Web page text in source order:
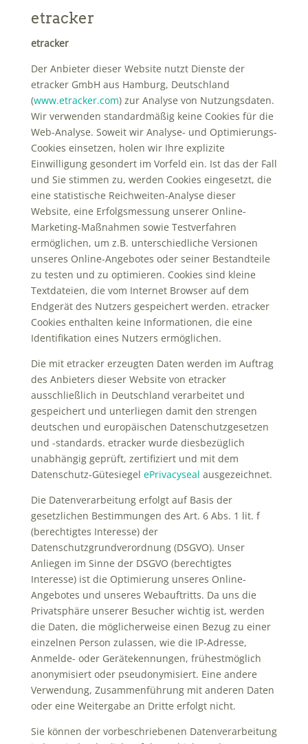
etracker
etracker
Der Anbieter dieser Website nutzt Dienste der
etracker GmbH aus Hamburg, Deutschland
(www.etracker.com) zur Analyse von Nutzungsdaten.
Wir verwenden standardmäßig keine Cookies für die
Web-Analyse. Soweit wir Analyse- und Optimierungs-
Cookies einsetzen, holen wir Ihre explizite
Einwilligung gesondert im Vorfeld ein. Ist das der Fall
und Sie stimmen zu, werden Cookies eingesetzt, die
eine statistische Reichweiten-Analyse dieser
Website, eine Erfolgsmessung unserer Online-
Marketing-Maßnahmen sowie Testverfahren
ermöglichen, um z.B. unterschiedliche Versionen
unseres Online-Angebotes oder seiner Bestandteile
zu testen und zu optimieren. Cookies sind kleine
Textdateien, die vom Internet Browser auf dem
Endgerät des Nutzers gespeichert werden. etracker
Cookies enthalten keine Informationen, die eine
Identifikation eines Nutzers ermöglichen.
Die mit etracker erzeugten Daten werden im Auftrag
des Anbieters dieser Website von etracker
ausschließlich in Deutschland verarbeitet und
gespeichert und unterliegen damit den strengen
deutschen und europäischen Datenschutzgesetzen
und -standards. etracker wurde diesbezüglich
unabhängig geprüft, zertifiziert und mit dem
Datenschutz-Gütesiegel ePrivacyseal ausgezeichnet.
Die Datenverarbeitung erfolgt auf Basis der
gesetzlichen Bestimmungen des Art. 6 Abs. 1 lit. f
(berechtigtes Interesse) der
Datenschutzgrundverordnung (DSGVO). Unser
Anliegen im Sinne der DSGVO (berechtigtes
Interesse) ist die Optimierung unseres Online-
Angebotes und unseres Webauftritts. Da uns die
Privatsphäre unserer Besucher wichtig ist, werden
die Daten, die möglicherweise einen Bezug zu einer
einzelnen Person zulassen, wie die IP-Adresse,
Anmelde- oder Gerätekennungen, frühestmöglich
anonymisiert oder pseudonymisiert. Eine andere
Verwendung, Zusammenführung mit anderen Daten
oder eine Weitergabe an Dritte erfolgt nicht.
Sie können der vorbeschriebenen Datenverarbeitung